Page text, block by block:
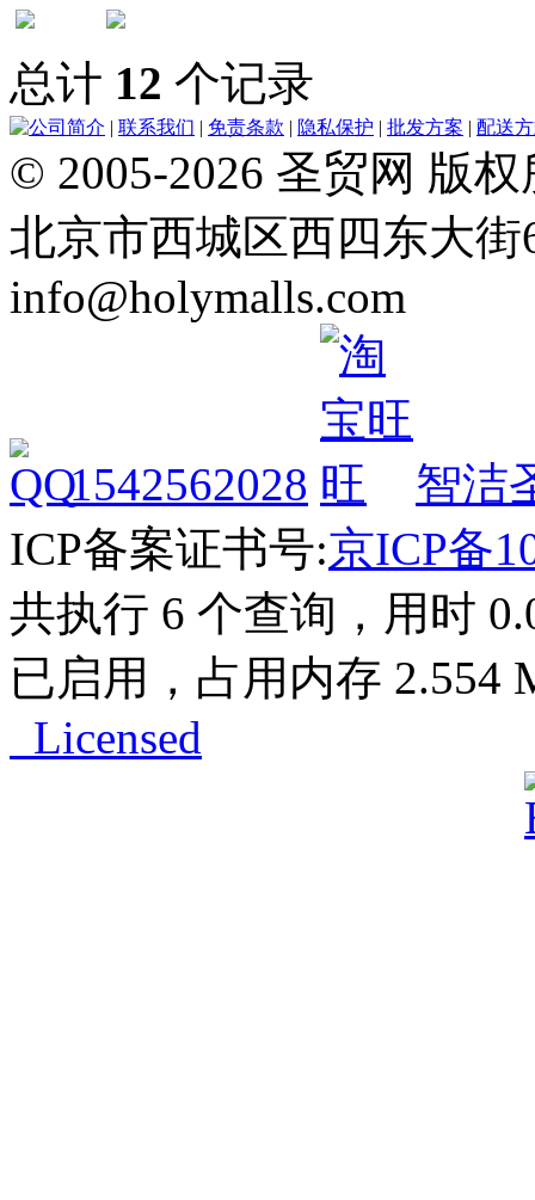
总计 12 个记录
公司简介 | 联系我们 | 免责条款 | 隐私保护 | 批发方案 | 配送
© 2005-2026 圣贸网 版
北京市西城区西四东大街
info@holymalls.com
1542562028
智洁
ICP备案证书号:京ICP备
共执行 6 个查询，用时
已启用，占用内存 2.554
Licensed